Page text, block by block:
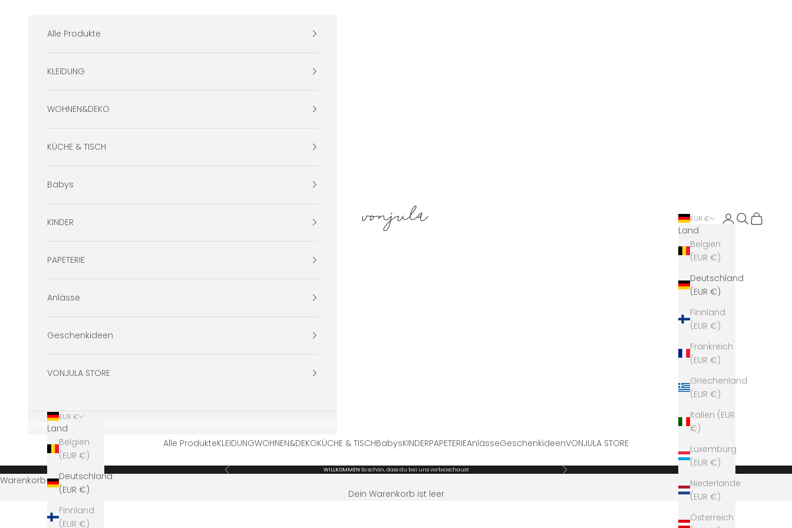
Alle ProdukteKLEIDUNGWOHNEN&DEKOKÜCHE & TISCHBabysKINDERPAPETERIEAnlässeGeschenkideenVONJULA STORE
EUR €
Land
Belgien
(EUR €)
Deutschland
(EUR €)
Finnland
(EUR €)
Frankreich
(EUR €)
Griechenland
(EUR €)
Italien (EUR
€)
Luxemburg
(EUR €)
Niederlande
(EUR €)
Österreich
Anmelden
Suchen
Alle Produkte
KLEIDUNG
WOHNEN&DEKO
KÜCHE & TISCH
Babys
KINDER
PAPETERIE
Anlässe
Geschenkideen
VONJULA STORE
EUR €
Land
Belgien
(EUR €)
Deutschland
(EUR €)
Finnland
(EUR €)
Zurück WILLKOMMEN So schön, dass du bei uns vorbeischaust Vor
Warenkorb
Dein Warenkorb ist leer